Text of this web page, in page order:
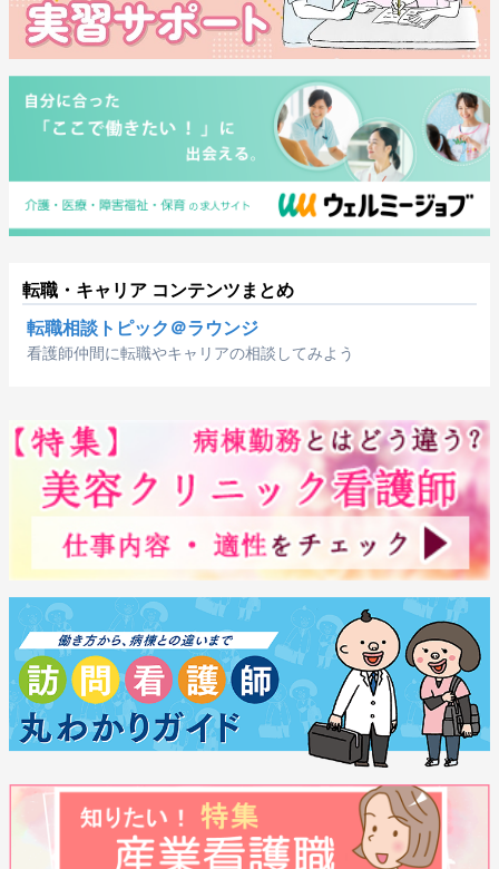
転職・キャリア コンテンツまとめ
転職相談トピック＠ラウンジ
看護師仲間に転職やキャリアの相談してみよう